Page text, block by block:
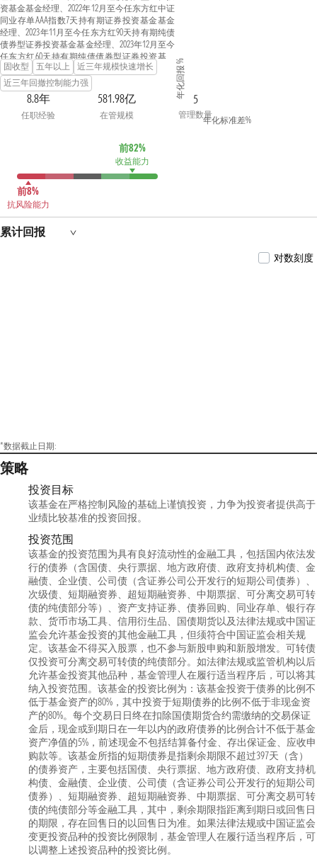
资基金基金经理、2022年12月至今任东方红中证
同业存单AAA指数7天持有期证券投资基金基金
经理、2023年11月至今任东方红90天持有期纯债
债券型证券投资基金基金经理、2023年12月至今
任东方红60天持有期纯债债券型证券投资基金
基金经理。东北财经大学金融学硕士。曾任国
信证券股份有限公司电子商务部职员，富国基
金管理有限公司运营部基金会计、基金会计主
管、总监助理、副总监，上海东方证券资产管
理有限公司固定收益研究部业务总监。具备证
固收型 五年以上
近三年规模快速增长
近三年回撤控制能力强
8.8年
任职经验
581.98亿
在管规模
5
管理数量
前82%
收益能力
前8%
抗风险能力
年化回报 %
年化标准差%
累计回报
对数刻度
*数据截止日期:
策略
投资目标
该基金在严格控制风险的基础上谨慎投资，力争为投资者提供高于
业绩比较基准的投资回报。
投资范围
该基金的投资范围为具有良好流动性的金融工具，包括国内依法发
行的债券（含国债、央行票据、地方政府债、政府支持机构债、金
融债、企业债、公司债（含证券公司公开发行的短期公司债券）、
次级债、短期融资券、超短期融资券、中期票据、可分离交易可转
债的纯债部分等）、资产支持证券、债券回购、同业存单、银行存
款、货币市场工具、信用衍生品、国债期货以及法律法规或中国证
监会允许基金投资的其他金融工具，但须符合中国证监会相关规
定。该基金不得买入股票，也不参与新股申购和新股增发。可转债
仅投资可分离交易可转债的纯债部分。如法律法规或监管机构以后
允许基金投资其他品种，基金管理人在履行适当程序后，可以将其
纳入投资范围。该基金的投资比例为：该基金投资于债券的比例不
低于基金资产的80%，其中投资于短期债券的比例不低于非现金资
产的80%。每个交易日日终在扣除国债期货合约需缴纳的交易保证
金后，现金或到期日在一年以内的政府债券的比例合计不低于基金
资产净值的5%，前述现金不包括结算备付金、存出保证金、应收申
购款等。该基金所指的短期债券是指剩余期限不超过397天（含）
的债券资产，主要包括国债、央行票据、地方政府债、政府支持机
构债、金融债、企业债、公司债（含证券公司公开发行的短期公司
债券）、短期融资券、超短期融资券、中期票据、可分离交易可转
债的纯债部分等金融工具，其中，剩余期限指距离到期日或回售日
的期限，存在回售日的以回售日为准。如果法律法规或中国证监会
变更投资品种的投资比例限制，基金管理人在履行适当程序后，可
以调整上述投资品种的投资比例。